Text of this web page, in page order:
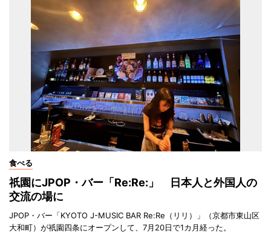
食べる
祇園にJPOP・バー「Re:Re:」 日本人と外国人の
交流の場に
JPOP・バー「KYOTO J-MUSIC BAR Re:Re（リリ）」（京都市東山区
大和町）が祇園四条にオープンして、7月20日で1カ月経った。